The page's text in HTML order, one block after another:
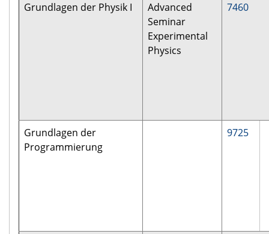
Grundlagen der Physik I
Advanced
Seminar
Experimental
Physics
7460
Grundlagen der
Programmierung
9725